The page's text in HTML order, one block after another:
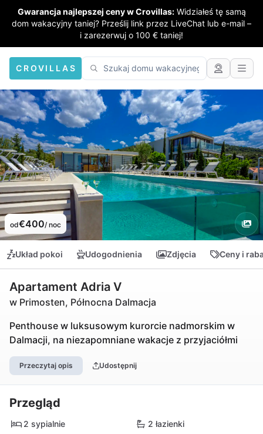
Gwarancja najlepszej ceny w Crovillas: Widziałeś tę samą
dom wakacyjny taniej? Prześlij link przez LiveChat lub e-mail –
i zarezerwuj o 100 € taniej!
CROVILLAS
od€400/ noc
Układ pokoi Udogodnienia Zdjęcia Ceny i
Apartament Adria V
w Primosten, Północna Dalmacja
Penthouse w luksusowym kurorcie nadmorskim w
Dalmacji, na niezapomniane wakacje z przyjaciółmi
Przeczytaj opis Udostępnij
Przegląd
2 sypialnie
2 łazienki